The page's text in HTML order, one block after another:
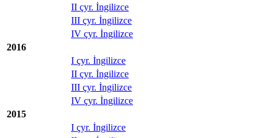
II çyr. İngilizce
III çyr. İngilizce
IV çyr. İngilizce
2016
I çyr. İngilizce
II çyr. İngilizce
III çyr. İngilizce
IV çyr. İngilizce
2015
I çyr. İngilizce